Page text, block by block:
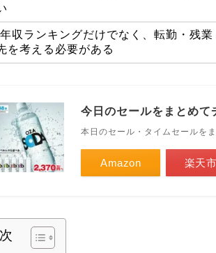
年収ランキングだけでなく、転勤・残
を考える必要がある
今日のセールをまとめて
本日のセール・タイムセールを
Amazon 楽天